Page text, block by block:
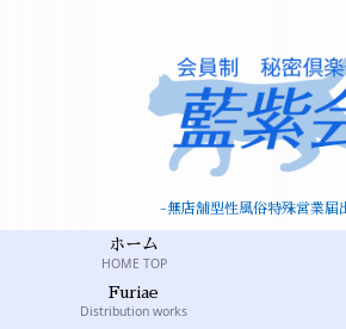
-無店舗型性風俗特殊営業届
ホーム
HOME TOP
Furiae
Distribution works